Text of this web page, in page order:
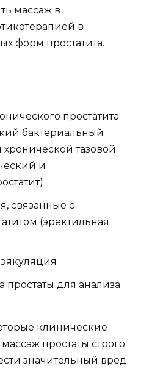
массаж в
в
форм простатита.
простатита
бактериальный
хронической тазовой
и
связанные с
(эректильная
простаты для анализа
клинические
простаты строго
значительный вред